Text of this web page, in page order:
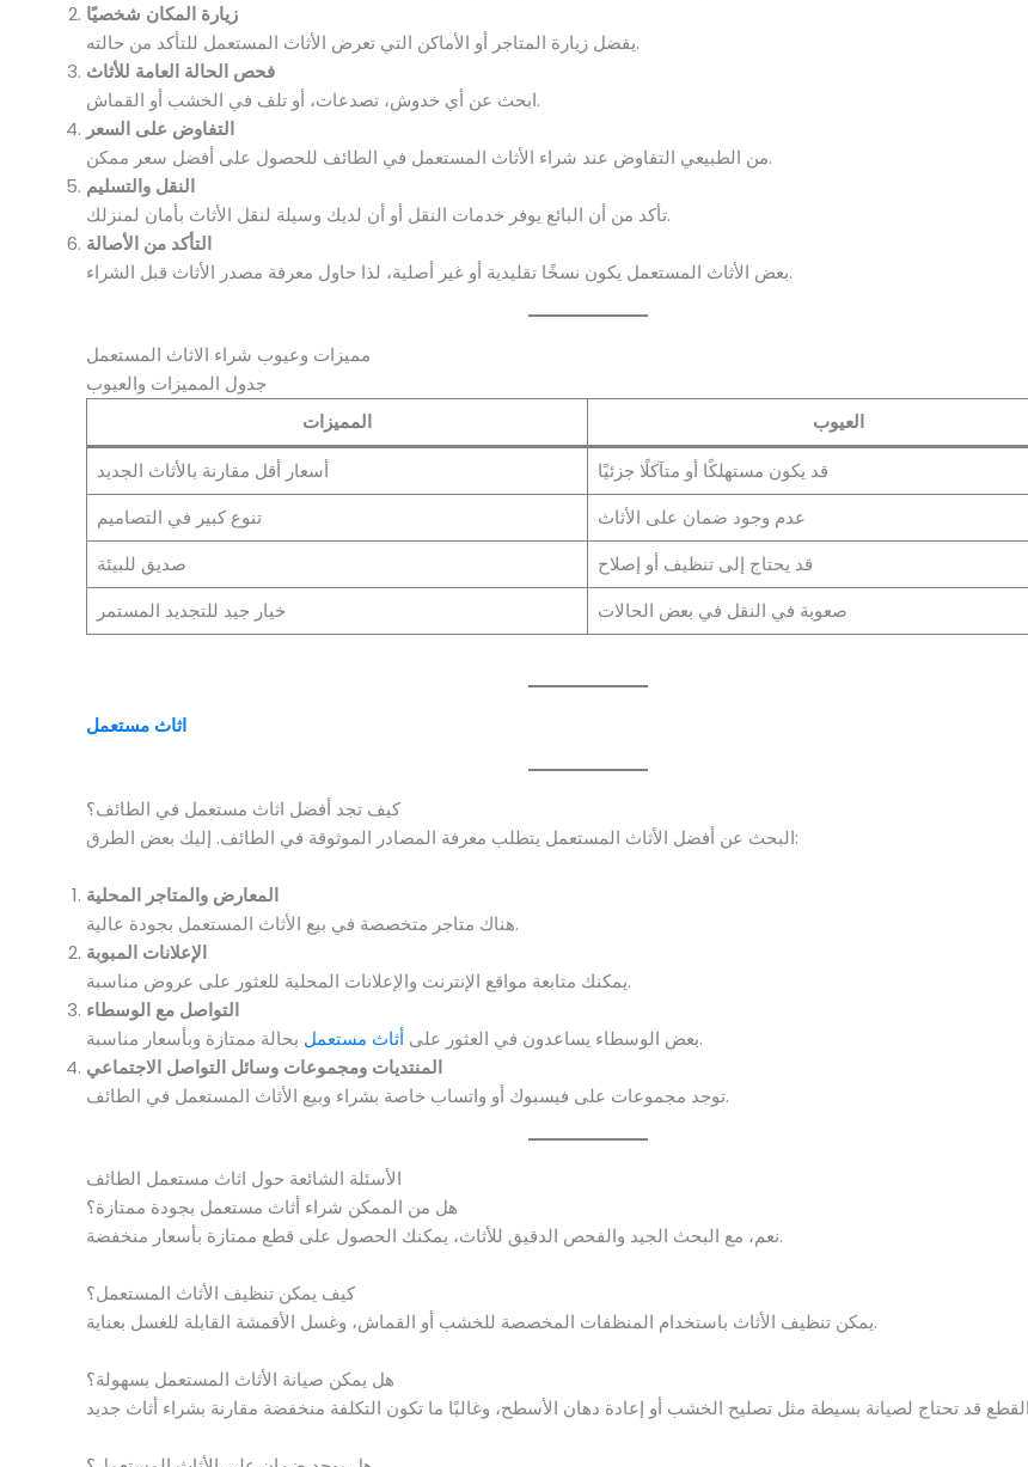
زيارة المكان شخصيًا
يفضل زيارة المتاجر أو الأماكن التي تعرض الأثاث المستعمل للتأكد من حالته.
فحص الحالة العامة للأثاث
ابحث عن أي خدوش، تصدعات، أو تلف في الخشب أو القماش.
التفاوض على السعر
من الطبيعي التفاوض عند شراء الأثاث المستعمل في الطائف للحصول على أفضل سعر ممكن.
النقل والتسليم
تأكد من أن البائع يوفر خدمات النقل أو أن لديك وسيلة لنقل الأثاث بأمان لمنزلك.
التأكد من الأصالة
بعض الأثاث المستعمل يكون نسخًا تقليدية أو غير أصلية، لذا حاول معرفة مصدر الأثاث قبل الشراء.
مميزات وعيوب شراء الاثاث المستعمل
جدول المميزات والعيوب
المميزات
العيوب
أسعار أقل مقارنة بالأثاث الجديد
قد يكون مستهلكًا أو متآكلًا جزئيًا
تنوع كبير في التصاميم
عدم وجود ضمان على الأثاث
صديق للبيئة
قد يحتاج إلى تنظيف أو إصلاح
خيار جيد للتجديد المستمر
صعوبة في النقل في بعض الحالات
اثاث مستعمل
كيف تجد أفضل اثاث مستعمل في الطائف؟
البحث عن أفضل الأثاث المستعمل يتطلب معرفة المصادر الموثوقة في الطائف. إليك بعض الطرق:
المعارض والمتاجر المحلية
هناك متاجر متخصصة في بيع الأثاث المستعمل بجودة عالية.
الإعلانات المبوبة
يمكنك متابعة مواقع الإنترنت والإعلانات المحلية للعثور على عروض مناسبة.
التواصل مع الوسطاء
بعض الوسطاء يساعدون في العثور على أثاث مستعمل
بحالة ممتازة وبأسعار مناسبة.
المنتديات ومجموعات وسائل التواصل الاجتماعي
توجد مجموعات على فيسبوك أو واتساب خاصة بشراء وبيع الأثاث المستعمل في الطائف.
الأسئلة الشائعة حول اثاث مستعمل الطائف
هل من الممكن شراء أثاث مستعمل بجودة ممتازة؟
نعم، مع البحث الجيد والفحص الدقيق للأثاث، يمكنك الحصول على قطع ممتازة بأسعار منخفضة.
كيف يمكن تنظيف الأثاث المستعمل؟
يمكن تنظيف الأثاث باستخدام المنظفات المخصصة للخشب أو القماش، وغسل الأقمشة القابلة للغسل بعناية.
هل يمكن صيانة الأثاث المستعمل بسهولة؟